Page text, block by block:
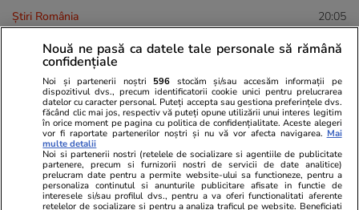
Știri România 20:05
Resturile celei de-a doua drone,
doborâtă în județul Tulcea, nu
au fost găsite, anunță MApN
Reportaj
Știri România 19:00
Nouă ne pasă ca datele tale personale să rămână
confidențiale
Noi și partenerii noștri 596 stocăm și/sau accesăm informații pe
dispozitivul dvs., precum identificatorii cookie unici pentru prelucrarea
datelor cu caracter personal. Puteți accepta sau gestiona preferințele dvs.
făcând clic mai jos, respectiv vă puteți opune utilizării unui interes legitim
în orice moment pe pagina cu politica de confidențialitate. Aceste alegeri
vor fi raportate partenerilor noștri și nu vă vor afecta navigarea. Mai
multe detalii
Noi si partenerii nostri (retelele de socializare si agentiile de publicitate
partenere, precum si furnizorii nostri de servicii de date analitice)
prelucram date pentru a permite website-ului sa functioneze, pentru a
personaliza continutul si anunturile publicitare afisate in functie de
interesele si/sau profilul dvs., pentru a va oferi functionalitati aferente
retelelor de socializare si pentru a analiza traficul pe website. Beneficiati